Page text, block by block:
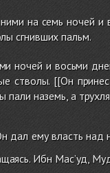
на семь ночей
сгнивших пальм.
ночей и восьми
стволы. [[Он
наземь, а
дал ему власть над
Ибн Мас’уд,